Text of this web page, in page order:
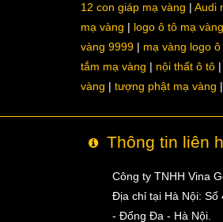
12 con giáp mạ vàng Audi
mạ vàng
logo ô tô mạ vàng
vàng 9999
mạ vàng logo ô
tắm mạ vàng
nội thất ô tô
vàng
tượng phật mạ vàng
Thông tin liên
Công ty TNHH Vina
Địa chỉ tại Hà Nội: Số
- Đống Đa - Hà Nội.